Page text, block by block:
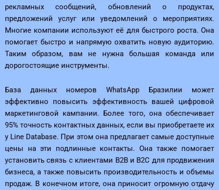
рекламных сообщений, обновлений о продуктах,
предложений услуг или уведомлений о мероприятиях.
Многие компании используют её для быстрого роста. Она
помогает быстро и напрямую охватить новую аудиторию.
Таким образом, вам не нужна большая команда или
дорогостоящие инструменты.
База данных номеров WhatsApp Бразилии может
эффективно повысить эффективность вашей цифровой
маркетинговой кампании. Более того, она обеспечивает
95% точность контактных данных, если вы приобретаете их
у Line Database. При этом она предлагает самые доступные
цены на эти подлинные контакты. Она также помогает
установить связь с клиентами B2B и B2C для продвижения
бизнеса, а также повысить производительность и объемы
продаж. В конечном итоге, она приносит огромную отдачу